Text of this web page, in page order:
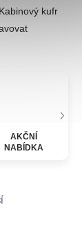
kufr
AKČNÍ
NABÍDKA